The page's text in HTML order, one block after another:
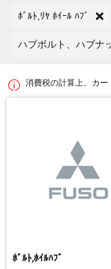
ﾎﾞﾙﾄ,ﾘﾔ ﾎｲｰﾙ ﾊﾌﾞ
ハブボルト、ハブナ
消費税の計算上、カー
ﾎﾞﾙﾄ,ﾎｲﾙﾊﾌﾞ